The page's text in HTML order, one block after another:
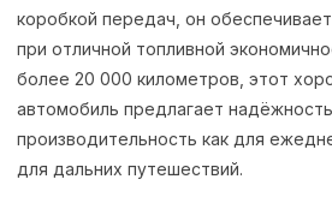
коробкой передач, он
при отличной топливной
более 20 000 километров, этот
автомобиль предлагает
производительность как для
для дальних путешествий.